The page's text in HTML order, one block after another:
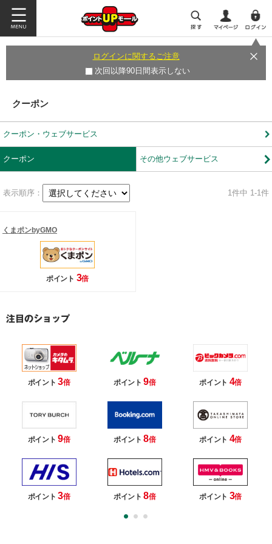
ログインに関するご注意
次回以降90日間表示しない
クーポン
クーポン・ウェブサービス
クーポン その他ウェブサービス
表示順序： 1件中 1-1件
くまポンbyGMO
ポイント 3倍
ポイント3倍 ポイント9倍 ポイント 4倍
ポイント9倍 ポイント8倍 ポイント 4倍
ポイント3倍 ポイント8倍 ポイント 3倍